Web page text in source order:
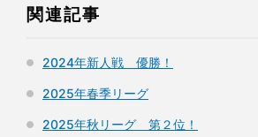
関連記事
2024年新人戦 優勝！
2025年春季リーグ
2025年秋リーグ 第２位！